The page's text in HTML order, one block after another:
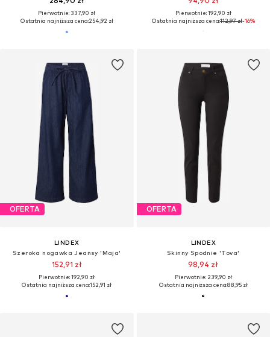
Pierwotnie: 337,90 zł
Ostatnia najniższa cena:254,92 zł
Pierwotnie: 192,90 zł
Ostatnia najniższa cena:112,97 zł-16%
OFERTA
LINDEX
Szeroka nogawka Jeansy 'Maja'
152,91 zł
Pierwotnie: 192,90 zł
Ostatnia najniższa cena:152,91 zł
OFERTA
LINDEX
Skinny Spodnie 'Tova'
98,94 zł
Pierwotnie: 239,90 zł
Ostatnia najniższa cena:88,95 zł